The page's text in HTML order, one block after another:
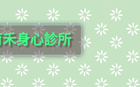
身心診所